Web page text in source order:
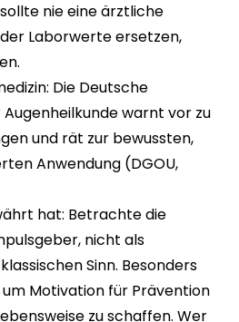
nie eine ärztliche
Laborwerte ersetzen,
Die Deutsche
warnt vor zu
und rät zur bewussten,
Anwendung (DGOU,
hat: Betrachte die
nicht als
Sinn. Besonders
um Motivation für Prävention
zu schaffen. Wer